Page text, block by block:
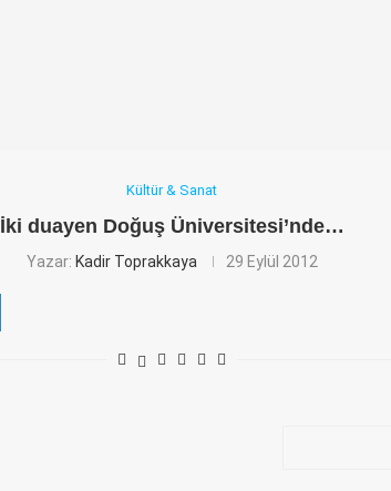
Kültür & Sanat
İki duayen Doğuş Üniversitesi’nde…
Yazar: Kadir Toprakkaya 29 Eylül 2012